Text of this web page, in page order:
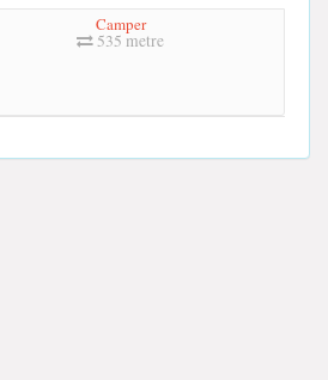
Camper
535 metre